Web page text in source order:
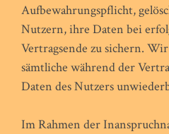
Aufbewahrungspflicht,
Nutzern, ihre Daten bei
Vertragsende zu sichern.
sämtliche während der
Daten des Nutzers
Im Rahmen der